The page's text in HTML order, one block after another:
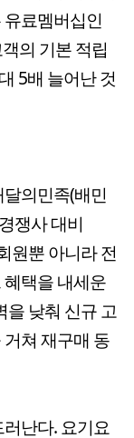
료멤버십인
의 기본 적립
5배 늘어난 것
의민족(배민
쟁사 대비
원뿐 아니라 전
택을 내세운
을 낮춰 신규 고
쳐 재구매 동
난다. 요기요